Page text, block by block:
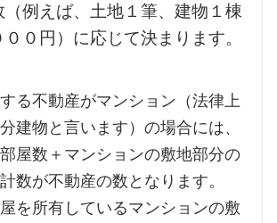
例えば、土地１筆、建物１棟
０円）に応じて決まります。
る不動産がマンション（法律上
建物と言います）の場合には、
屋数＋マンションの敷地部分の
数が不動産の数となります。
を所有しているマンションの敷